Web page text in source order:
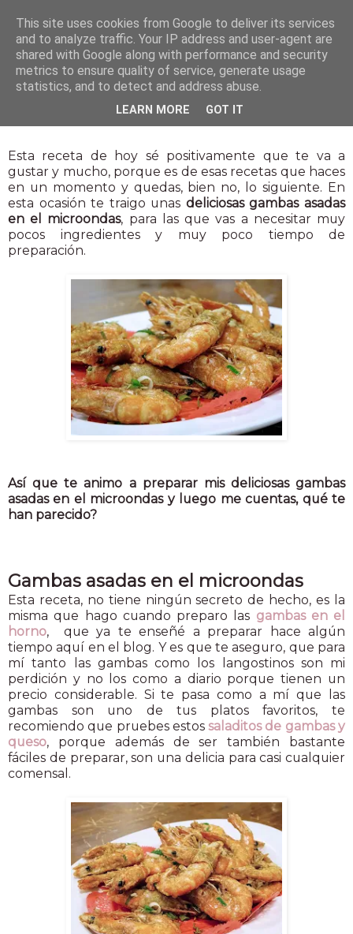
Gambas asadas en el microondas
Esta receta de hoy sé positivamente que te va a
gustar y mucho, porque es de esas recetas que haces
en un momento y quedas, bien no, lo siguiente. En
esta ocasión te traigo unas deliciosas gambas asadas
en el microondas, para las que vas a necesitar muy
pocos ingredientes y muy poco tiempo de
preparación.
Así que te animo a preparar mis deliciosas gambas
asadas en el microondas y luego me cuentas, qué te
han parecido?
Gambas asadas en el microondas
Esta receta, no tiene ningún secreto de hecho, es la
misma que hago cuando preparo las gambas en el
horno, que ya te enseñé a preparar hace algún
tiempo aquí en el blog. Y es que te aseguro, que para
mí tanto las gambas como los langostinos son mi
perdición y no los como a diario porque tienen un
precio considerable. Si te pasa como a mí que las
gambas son uno de tus platos favoritos, te
recomiendo que pruebes estossaladitos de gambas y
queso, porque además de ser también bastante
fáciles de preparar, son una delicia para casi cualquier
comensal.
This site uses cookies from Google to deliver its services
and to analyze traffic. Your IP address and user-agent are
shared with Google along with performance and security
metrics to ensure quality of service, generate usage
statistics, and to detect and address abuse.
LEARN MORE GOT IT